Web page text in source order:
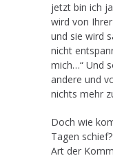
jetzt bin ich
wird von
und sie wird
nicht
mich…“ Und
andere und
nichts mehr
Doch wie
Tagen
Art der